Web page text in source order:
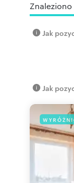
Znaleziono
Jak
Jak